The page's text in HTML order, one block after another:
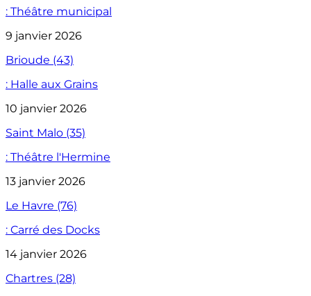
: Théâtre municipal
9 janvier 2026
Brioude (43)
: Halle aux Grains
10 janvier 2026
Saint Malo (35)
: Théâtre l'Hermine
13 janvier 2026
Le Havre (76)
: Carré des Docks
14 janvier 2026
Chartres (28)